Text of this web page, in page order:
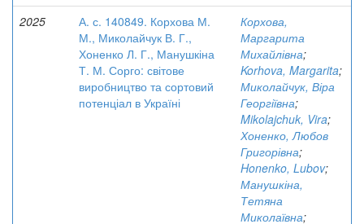
2025
А. с. 140849. Корхова М.
М., Миколайчук В. Г.,
Хоненко Л. Г., Манушкіна
Т. М. Сорго: світове
виробництво та сортовий
потенціал в Україні
Корхова,
Маргарита
Михайлівна;
Korhova, Margarita;
Миколайчук, Віра
Георгіївна;
Mikolajchuk, Vira;
Хоненко, Любов
Григорівна;
Honenko, Lubov;
Манушкіна,
Тетяна
Миколаївна;